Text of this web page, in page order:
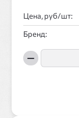
Цена, руб/ :
Бренд: